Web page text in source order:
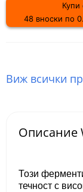
Купи
48 вноски по
Виж всички
Описание
Този
течност с